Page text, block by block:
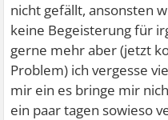
nicht gefällt, ansonsten
keine Begeisterung für
gerne mehr aber (jetzt
Problem) ich vergesse
mir ein es bringe mir
ein paar tagen sowieso